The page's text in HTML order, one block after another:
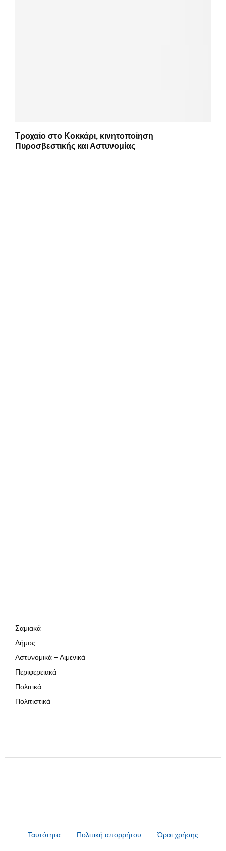
Τροχαίο στο Κοκκάρι, κινητοποίηση
Πυροσβεστικής και Αστυνομίας
Σαμιακά
Δήμος
Αστυνομικά – Λιμενικά
Περιφερειακά
Πολιτικά
Πολιτιστικά
Ταυτότητα Πολιτική απορρήτου Όροι χρήσης